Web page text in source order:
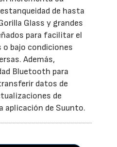
de hasta
Glass y grandes
para facilitar el
bajo condiciones
Además,
Bluetooth para
datos de
de
aplicación de Suunto.